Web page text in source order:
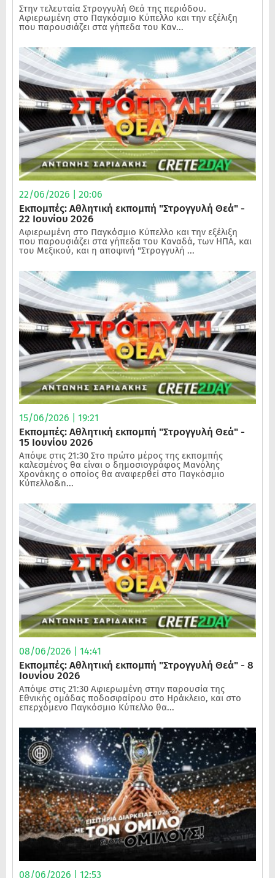
Στην τελευταία Στρογγυλή Θεά της περιόδου.
Αφιερωμένη στο Παγκόσμιο Κύπελλο και την εξέλιξη
που παρουσιάζει στα γήπεδα του Καν...
22/06/2026 | 20:06
Εκπομπές: Αθλητική εκπομπή "Στρογγυλή Θεά" -
22 Ιουνίου 2026
Αφιερωμένη στο Παγκόσμιο Κύπελλο και την εξέλιξη
που παρουσιάζει στα γήπεδα του Καναδά, των ΗΠΑ, και
του Μεξικού, και η αποψινή "Στρογγυλή ...
15/06/2026 | 19:21
Εκπομπές: Αθλητική εκπομπή "Στρογγυλή Θεά" -
15 Ιουνίου 2026
Απόψε στις 21:30 Στο πρώτο μέρος της εκπομπής
καλεσμένος θα είναι ο δημοσιογράφος Μανόλης
Χρονάκης ο οποίος θα αναφερθεί στο Παγκόσμιο
Κύπελλο&n...
08/06/2026 | 14:41
Εκπομπές: Αθλητική εκπομπή "Στρογγυλή Θεά" - 8
Ιουνίου 2026
Απόψε στις 21:30 Αφιερωμένη στην παρουσία της
Εθνικής ομάδας ποδοσφαίρου στο Ηράκλειο, και στο
επερχόμενο Παγκόσμιο Κύπελλο θα...
08/06/2026 | 12:53